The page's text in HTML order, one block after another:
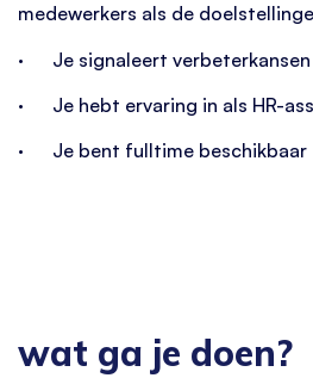
medewerkers als de
· Je signaleert verbeterkansen
· Je hebt ervaring in als HR-
· Je bent fulltime beschikbaar
wat ga je doen?